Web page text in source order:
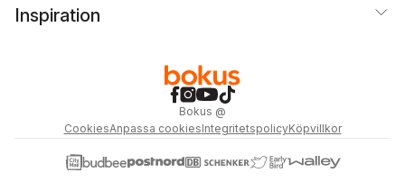
Inspiration
Bokus @
CookiesAnpassa cookiesIntegritetspolicyKöpvillkor